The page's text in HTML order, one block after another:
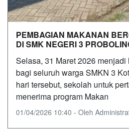
PEMBAGIAN MAKANAN
DI SMK NEGERI 3
Selasa, 31 Maret 2026
bagi seluruh warga SMKN 3
hari tersebut, sekolah untuk
menerima program Makan
01/04/2026 10:40 - Oleh